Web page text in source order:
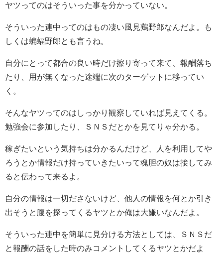
ヤツってのはそういった事を分かっていない。
そういった連中ってのはもの凄い風見鶏野郎なんだよ。も
しくは蝙蝠野郎とも言うね。
自分にとって都合の良い時だけ擦り寄って来て、報酬落ち
たり、用が無くなった途端に次のターゲットに移ってい
く。
そんなヤツってのはしっかり観察していれば見えてくる。
勉強会に参加したり、ＳＮＳだとかを見てりゃ分かる。
稼ぎたいという気持ちは分かるんだけど、人を利用してや
ろうとか情報だけ持っていきたいって魂胆の奴は接してみ
ると伝わって来るよ。
自分の情報は一切ださないけど、他人の情報を何とか引き
出そうと腹を探ってくるヤツとか俺は大嫌いなんだよ。
そういった連中を簡単に見分ける方法としては、ＳＮＳだ
と報酬の話をした時のみコメントしてくるヤツとかだよ